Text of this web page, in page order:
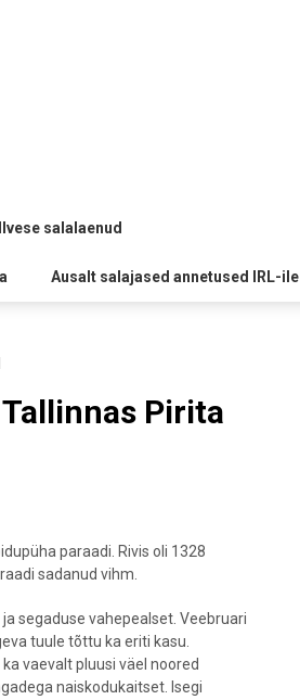
salalaenud
Ausalt salajased annetused IRL-ile
Pirita
paraadi. Rivis oli 1328
sadanud vihm.
segaduse vahepealset. Veebruari
tuule tõttu ka eriti kasu.
vaevalt pluusi väel noored
naiskodukaitset. Isegi